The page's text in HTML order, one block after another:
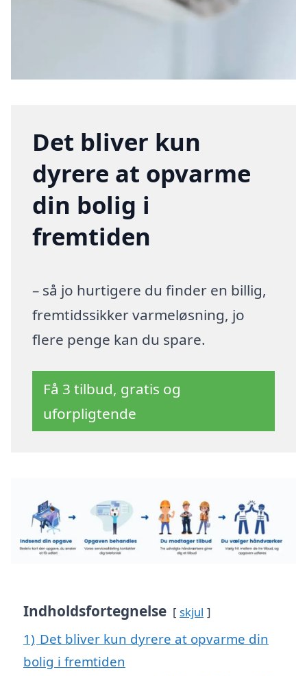
Det bliver kun
dyrere at opvarme
din bolig i
fremtiden
– så jo hurtigere du finder en billig,
fremtidssikker varmeløsning, jo
flere penge kan du spare.
Få 3 tilbud, gratis og
uforpligtende
Indholdsfortegnelse skjul
1) Det bliver kun dyrere at opvarme din
bolig i fremtiden